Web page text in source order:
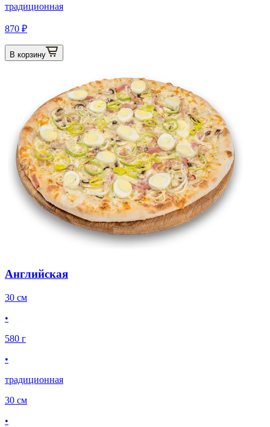
традиционная
870 ₽
В корзину
Английская
30 см
•
580 г
•
традиционная
30 см
•